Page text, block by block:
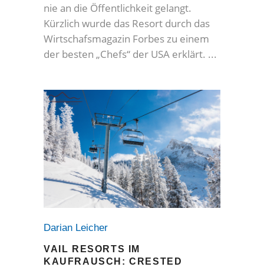
nie an die Öffentlichkeit gelangt.
Kürzlich wurde das Resort durch das
Wirtschafsmagazin Forbes zu einem
der besten „Chefs“ der USA erklärt.
Darian Leicher
VAIL RESORTS IM
KAUFRAUSCH: CRESTED